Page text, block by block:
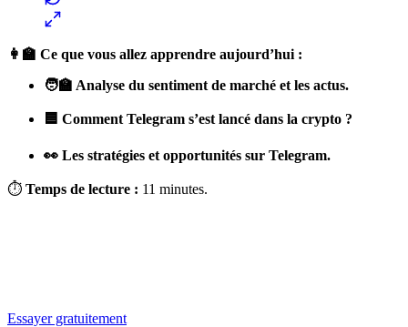
👩‍🏫 Ce que vous allez apprendre aujourd’hui :
🧑‍🏫 Analyse du sentiment de marché et les actus.
🟦 Comment Telegram s’est lancé dans la crypto ?
👀 Les stratégies et opportunités sur Telegram.
⏱ Temps de lecture : 11 minutes.
Essayer gratuitement